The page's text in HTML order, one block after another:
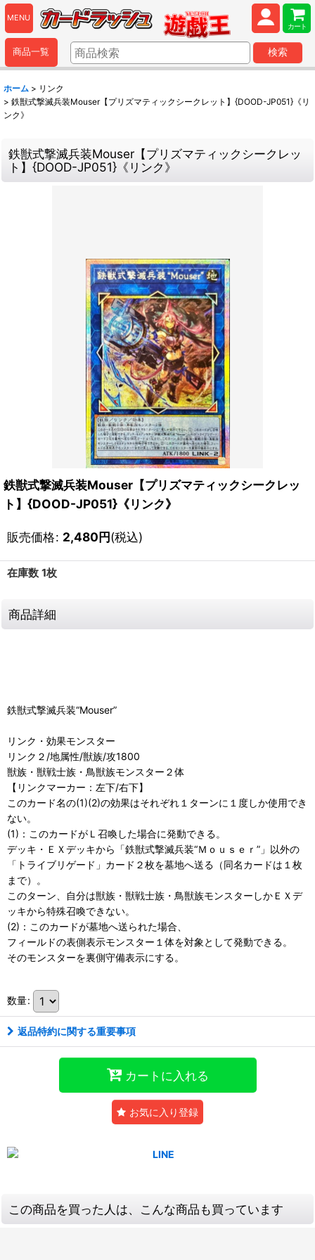
MENU
カート
商品一覧 検索
ホーム > リンク
> 鉄獣式撃滅兵装Mouser【プリズマティックシークレット】{DOOD-JP051}《リ
ンク》
鉄獣式撃滅兵装Mouser【プリズマティックシークレッ
ト】{DOOD-JP051}《リンク》
鉄獣式撃滅兵装Mouser【プリズマティックシークレッ
ト】{DOOD-JP051}《リンク》
販売価格: 2,480円(税込)
在庫数 1枚
商品詳細
鉄獣式撃滅兵装“Mouser”
リンク・効果モンスター
リンク２/地属性/獣族/攻1800
獣族・獣戦士族・鳥獣族モンスター２体
【リンクマーカー：左下/右下】
このカード名の(1)(2)の効果はそれぞれ１ターンに１度しか使用でき
ない。
(1)：このカードがＬ召喚した場合に発動できる。
デッキ・ＥＸデッキから「鉄獣式撃滅兵装“Ｍｏｕｓｅｒ”」以外の
「トライブリゲード」カード２枚を墓地へ送る（同名カードは１枚
まで）。
このターン、自分は獣族・獣戦士族・鳥獣族モンスターしかＥＸデ
ッキから特殊召喚できない。
(2)：このカードが墓地へ送られた場合、
フィールドの表側表示モンスター１体を対象として発動できる。
そのモンスターを裏側守備表示にする。
数量:
返品特約に関する重要事項
カートに入れる
お気に入り登録
この商品を買った人は、こんな商品も買っています